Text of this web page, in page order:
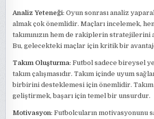
Analiz Yeteneği: Oyun sonrası analiz
almak çok önemlidir. Maçları incelemek,
takımınızın hem de rakiplerin stratejilerini
Bu, gelecekteki maçlar için kritik bir
Takım Oluşturma: Futbol sadece bireysel
takım çalışmasıdır. Takım içinde uyum
birbirini desteklemesi için önemlidir.
geliştirmek, başarı için temel bir unsurdur.
Motivasyon: Futbolcuların motivasyonunu